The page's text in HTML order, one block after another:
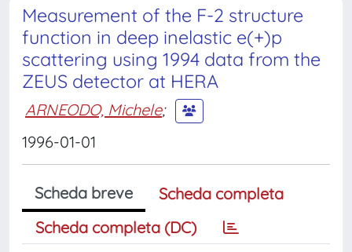
Measurement of the F-2 structure
function in deep inelastic e(+)p
scattering using 1994 data from the
ZEUS detector at HERA
ARNEODO, Michele;
1996-01-01
Scheda breve
Scheda completa
Scheda completa (DC)